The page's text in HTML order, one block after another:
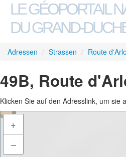
LE GÉOPORTAIL
DU GRAND-
Adressen / Strassen / Route
49B, Route
Klicken Sie auf den Adresslink, um sie
+
–